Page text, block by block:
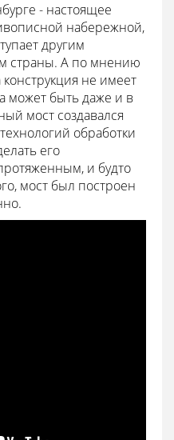
- настоящее
набережной,
другим
страны. А по мнению
не имеет
может быть даже и в
мост создавался
обработки
его
и будто
мост был построен